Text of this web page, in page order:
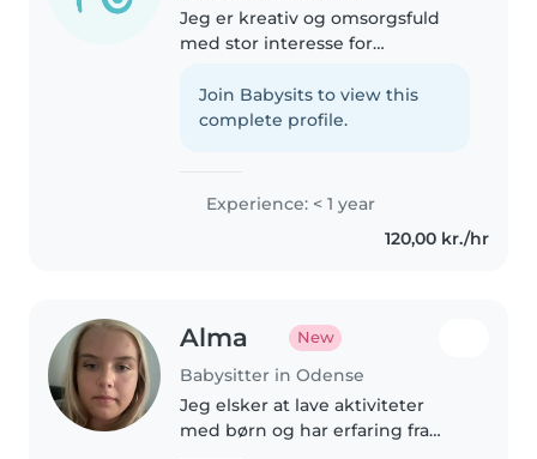
Jeg er kreativ og omsorgsfuld
med stor interesse for
og førskolebørn. Jeg er flydende
i dansk og engelsk og er vant til
Join Babysits to view this
complete profile.
Experience: < 1 year
120,00 kr./hr
Alma New
Babysitter in Odense
Jeg elsker at lave aktiviteter
med børn og har erfaring fra